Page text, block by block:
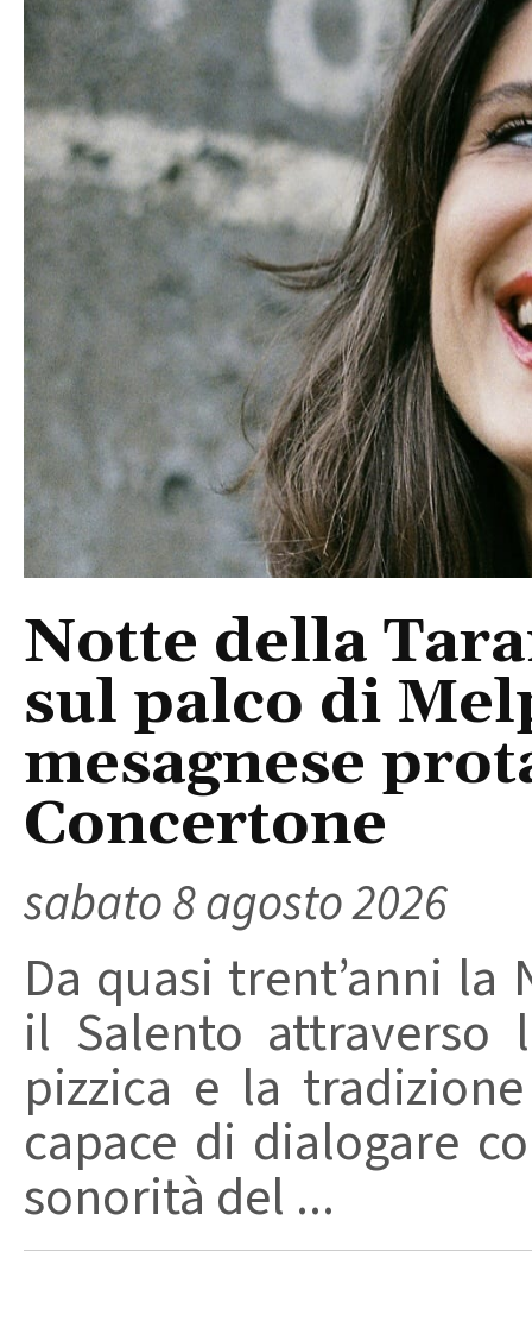
Notte della
sul palco di
mesagnese
Concertone
sabato 8 agosto 2026
Da quasi trent’anni
il Salento attraverso
pizzica e la
capace di dialogare
sonorità del ...